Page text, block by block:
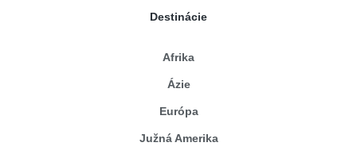
Destinácie
Afrika
Ázie
Európa
Južná Amerika